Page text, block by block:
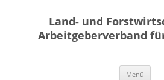
Land- und
Arbeitgeberverband
Menü